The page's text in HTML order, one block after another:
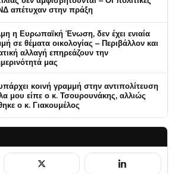
απέτυχαν στην πράξη
η Ευρωπαϊκή Ένωση, δεν έχει ενιαία
σε θέματα οικολογίας – Περιβάλλον και
αλλαγή επηρεάζουν την
μας
κοινή γραμμή στην αντιπολίτευση
μου είπε ο κ. Τσουρουνάκης, αλλιώς
ο κ. Γιακουμέλος